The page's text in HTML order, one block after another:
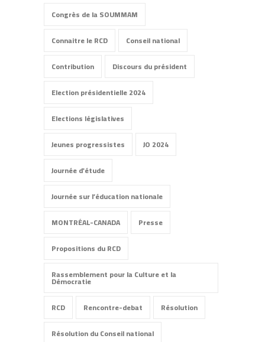
Congrès de la SOUMMAM
Connaitre le RCD
Conseil national
Contribution
Discours du président
Election présidentielle 2024
Elections législatives
Jeunes progressistes
JO 2024
Journée d'étude
Journée sur l’éducation nationale
MONTRÉAL-CANADA
Presse
Propositions du RCD
Rassemblement pour la Culture et la
Démocratie
RCD
Rencontre-debat
Résolution
Résolution du Conseil national